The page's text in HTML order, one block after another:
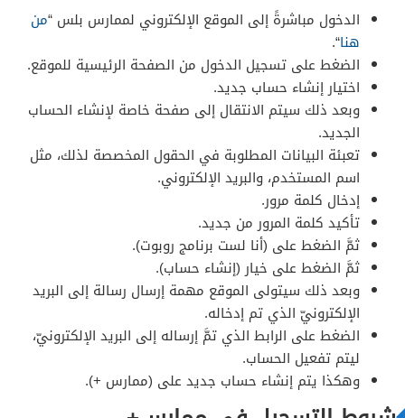
الدخول مباشرةً إلى الموقع الإلكتروني لممارس بلس “من
هنا“.
الضغط على تسجيل الدخول من الصفحة الرئيسية للموقع.
اختيار إنشاء حساب جديد.
وبعد ذلك سيتم الانتقال إلى صفحة خاصة لإنشاء الحساب
الجديد.
تعبئة البيانات المطلوبة في الحقول المخصصة لذلك، مثل
اسم المستخدم، والبريد الإلكتروني.
إدخال كلمة مرور.
تأكيد كلمة المرور من جديد.
ثمَّ الضغط على (أنا لست برنامج روبوت).
ثمَّ الضغط على خيار (إنشاء حساب).
وبعد ذلك سيتولى الموقع مهمة إرسال رسالة إلى البريد
الإلكترونيّ الذي تم إدخاله.
الضغط على الرابط الذي تمَّ إرساله إلى البريد الإلكترونيّ،
ليتم تفعيل الحساب.
وهكذا يتم إنشاء حساب جديد على (ممارس +).